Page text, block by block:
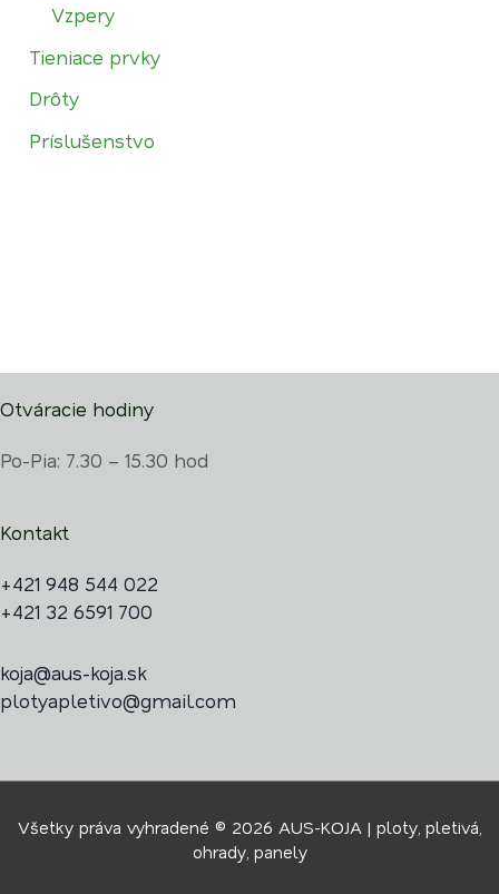
Vzpery
Tieniace prvky
Drôty
Príslušenstvo
Otváracie hodiny
Po-Pia: 7.30 – 15.30 hod
Kontakt
+421 948 544 022
+421 32 6591 700
koja@aus-koja.sk
plotyapletivo@gmail.com
Všetky práva vyhradené © 2026 AUS-KOJA | ploty, pletivá,
ohrady, panely